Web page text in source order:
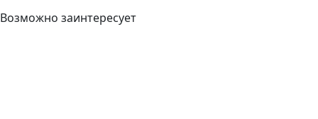
Возможно заинтересует